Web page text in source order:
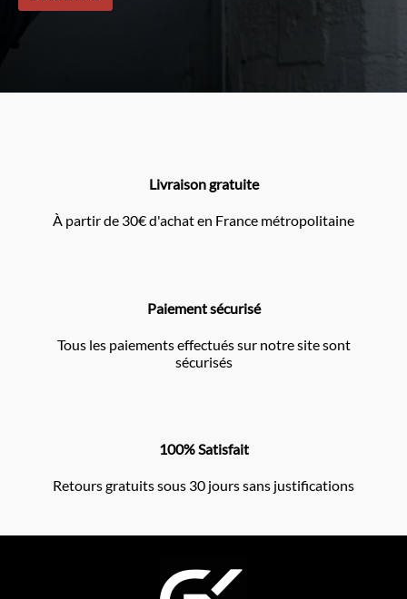
Livraison gratuite
À partir de 30€ d'achat en France métropolitaine
Paiement sécurisé
Tous les paiements effectués sur notre site sont
sécurisés
100% Satisfait
Retours gratuits sous 30 jours sans justifications